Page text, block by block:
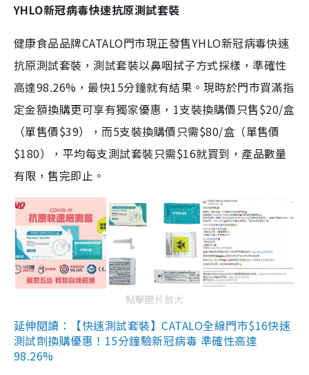
YHLO新冠病毒快速抗原測試套裝
健康食品品牌CATALO門市現正發售YHLO新冠病毒快速
抗原測試套裝，測試套裝以鼻咽拭子方式採樣，準確性
高達98.26%，最快15分鐘就有結果。現時於門市買滿指
定金額換購更可享有獨家優惠，1支裝換購價只售$20/盒
（單售價$39），而5支裝換購價只需$80/盒（單售價
$180），平均每支測試套裝只需$16就買到，產品數量
有限，售完即止。
點擊圖片放大
延伸閱讀：【快速測試套裝】CATALO全線門市$16快速
測試劑換購優惠！15分鐘驗新冠病毒 準確性高達
98.26%